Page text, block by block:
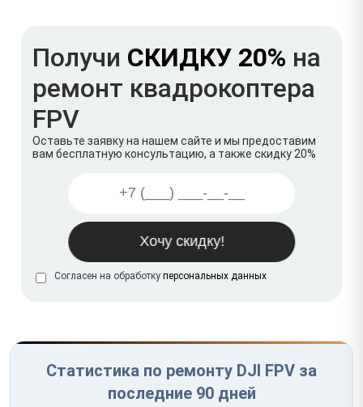
Получи СКИДКУ 20% на
ремонт квадрокоптера
FPV
Оставьте заявку на нашем сайте и мы предоставим
вам бесплатную консультацию, а также скидку 20%
Согласен на обработку персональных данных
Статистика по ремонту DJI FPV за
последние 90 дней